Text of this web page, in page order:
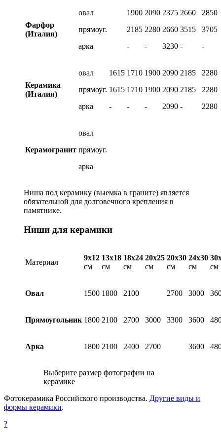
Фарфор
(Италия)
овал
прямоуг.
арка
1900
2185
-
2090
2280
-
2375
2660
3230
2660
3515
-
2850
3705
-
Керамика
(Италия)
овал
прямоуг.
арка
1615
1615
-
1710
1710
-
1900
1900
-
2090
2090
2090
2185
2185
-
2280
2280
2280
Керамогранит
овал
прямоуг.
арка
Ниша под керамику (выемка в граните) является
обязательной для долговечного крепления в
памятнике.
Ниши для керамики
Материал
9х12
см
13х18
см
18х24
см
20х25
см
20х30
см
24х30
см
см
Овал 1500 1800 2100 2700 3000
Прямоугольник 1800 2100 2700 3000 3300 3600
Арка 1800 2100 2400 2700 3600
Выберите размер фотографии на
керамике
Фотокерамика Российского производства. Другие виды и
формы керамики.
?